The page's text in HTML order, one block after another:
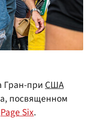
Гран-приСША
посвященном
Page Six.